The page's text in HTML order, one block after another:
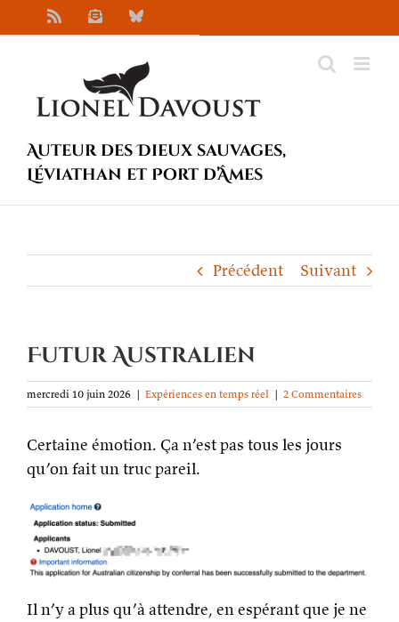
au
NewsletterBluesky
Auteur des Dieux sauvages,
Léviathan et Port d’Âmes
Précédent Suivant
Futur Australien
mercredi 10 juin 2026 | Expériences en temps réel | 2 Commentaires
Certaine émotion. Ça n’est pas tous les jours
qu’on fait un truc pareil.
Il n’y a plus qu’à attendre, en espérant que je ne